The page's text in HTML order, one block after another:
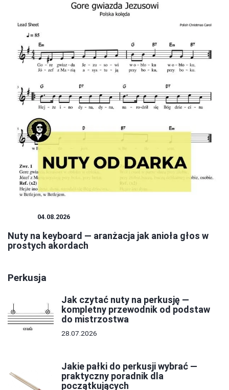
04.08.2026
Nuty na keyboard — aranżacja jak anioła głos w
prostych akordach
Perkusja
Jak czytać nuty na perkusję —
kompletny przewodnik od podstaw
do mistrzostwa
28.07.2026
Jakie pałki do perkusji wybrać —
praktyczny poradnik dla
początkujących